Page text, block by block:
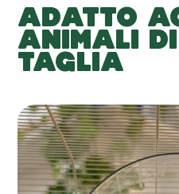
ADATTO
ANIMALI
TAGLIA